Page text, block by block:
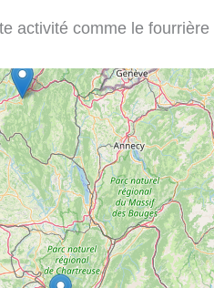
activité comme le fourrière